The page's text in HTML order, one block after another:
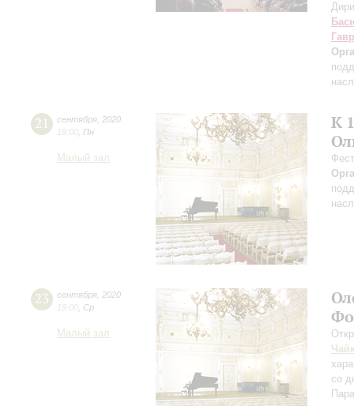
21 сентября 2020
19:00 Пн
Малый зал
К
23 сентября 2020
19:00 Ср
Малый зал
со